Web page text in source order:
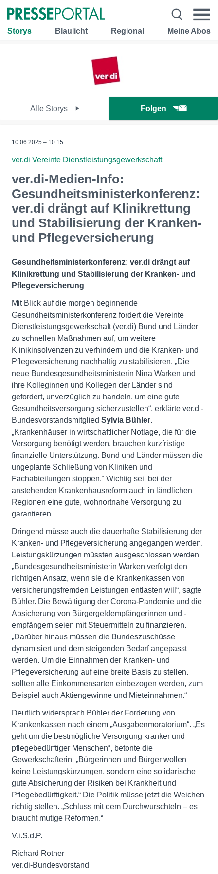
Storys Blaulicht Regional Meine Abos
Alle Storys Folgen
10.06.2025 – 10:15
ver.di Vereinte Dienstleistungsgewerkschaft
ver.di-Medien-Info:
Gesundheitsministerkonferenz:
ver.di drängt auf Klinikrettung
und Stabilisierung der Kranken-
und Pflegeversicherung
Gesundheitsministerkonferenz: ver.di drängt auf
Klinikrettung und Stabilisierung der Kranken- und
Pflegeversicherung
Mit Blick auf die morgen beginnende
Gesundheitsministerkonferenz fordert die Vereinte
Dienstleistungsgewerkschaft (ver.di) Bund und Länder
zu schnellen Maßnahmen auf, um weitere
Klinikinsolvenzen zu verhindern und die Kranken- und
Pflegeversicherung nachhaltig zu stabilisieren. „Die
neue Bundesgesundheitsministerin Nina Warken und
ihre Kolleginnen und Kollegen der Länder sind
gefordert, unverzüglich zu handeln, um eine gute
Gesundheitsversorgung sicherzustellen“, erklärte ver.di-
Bundesvorstandsmitglied Sylvia Bühler.
„Krankenhäuser in wirtschaftlicher Notlage, die für die
Versorgung benötigt werden, brauchen kurzfristige
finanzielle Unterstützung. Bund und Länder müssen die
ungeplante Schließung von Kliniken und
Fachabteilungen stoppen.“ Wichtig sei, bei der
anstehenden Krankenhausreform auch in ländlichen
Regionen eine gute, wohnortnahe Versorgung zu
garantieren.
Dringend müsse auch die dauerhafte Stabilisierung der
Kranken- und Pflegeversicherung angegangen werden.
Leistungskürzungen müssten ausgeschlossen werden.
„Bundesgesundheitsministerin Warken verfolgt den
richtigen Ansatz, wenn sie die Krankenkassen von
versicherungsfremden Leistungen entlasten will“, sagte
Bühler. Die Bewältigung der Corona-Pandemie und die
Absicherung von Bürgergeldempfängerinnen und -
empfängern seien mit Steuermitteln zu finanzieren.
„Darüber hinaus müssen die Bundeszuschüsse
dynamisiert und dem steigenden Bedarf angepasst
werden. Um die Einnahmen der Kranken- und
Pflegeversicherung auf eine breite Basis zu stellen,
sollten alle Einkommensarten einbezogen werden, zum
Beispiel auch Aktiengewinne und Mieteinnahmen.“
Deutlich widersprach Bühler der Forderung von
Krankenkassen nach einem „Ausgabenmoratorium“. „Es
geht um die bestmögliche Versorgung kranker und
pflegebedürftiger Menschen“, betonte die
Gewerkschafterin. „Bürgerinnen und Bürger wollen
keine Leistungskürzungen, sondern eine solidarische
gute Absicherung der Risiken bei Krankheit und
Pflegebedürftigkeit.“ Die Politik müsse jetzt die Weichen
richtig stellen. „Schluss mit dem Durchwurschteln – es
braucht mutige Reformen.“
V.i.S.d.P.
Richard Rother
ver.di-Bundesvorstand